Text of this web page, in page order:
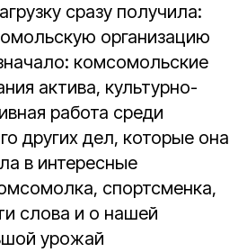
сразу получила:
организацию
комсомольские
актива, культурно-
работа среди
других дел, которые она
в интересные
спортсменка,
слова и о нашей
урожай